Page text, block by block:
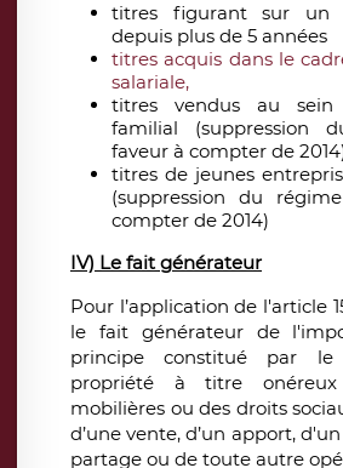
titres figurant sur un
depuis plus de 5 années
titres acquis dans le
salariale,
titres vendus au
familial (suppression
faveur à compter de
titres de jeunes
(suppression du
compter de 2014)
IV) Le fait générateur
Pour l’application de l'article
le fait générateur de
principe constitué par
propriété à titre
mobilières ou des droits
d’une vente, d’un apport,
partage ou de toute autre